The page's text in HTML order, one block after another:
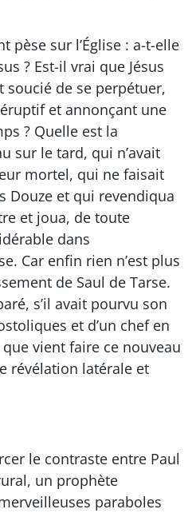
pèse sur l’Église : a-t-elle
? Est-il vrai que Jésus
soucié de se perpétuer,
et annonçant une
? Quelle est la
sur le tard, qui n’avait
mortel, qui ne faisait
Douze et qui revendiqua
et joua, de toute
dans
Car enfin rien n’est plus
de Saul de Tarse.
s’il avait pourvu son
et d’un chef en
vient faire ce nouveau
révélation latérale et
le contraste entre Paul
un prophète
paraboles